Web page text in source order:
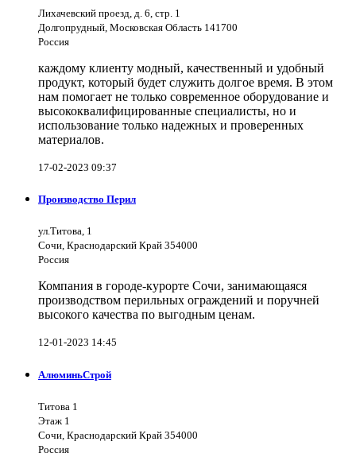
Лихачевский проезд, д. 6, стр. 1
Долгопрудный, Московская Область 141700
Россия
каждому клиенту модный, качественный и удобный
продукт, который будет служить долгое время. В этом
нам помогает не только современное оборудование и
высококвалифицированные специалисты, но и
использование только надежных и проверенных
материалов.
17-02-2023 09:37
Производство Перил
ул.Титова, 1
Сочи, Краснодарский Край 354000
Россия
Компания в городе-курорте Сочи, занимающаяся
производством перильных ограждений и поручней
высокого качества по выгодным ценам.
12-01-2023 14:45
АлюминьСтрой
Титова 1
Этаж 1
Сочи, Краснодарский Край 354000
Россия